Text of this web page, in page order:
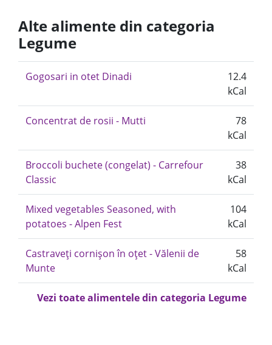
Alte alimente din categoria
Legume
Gogosari in otet Dinadi
12.4
kCal
Concentrat de rosii - Mutti
78
kCal
Broccoli buchete (congelat) - Carrefour
Classic
38
kCal
Mixed vegetables Seasoned, with
potatoes - Alpen Fest
104
kCal
Castraveți cornișon în oțet - Vălenii de
Munte
58
kCal
Vezi toate alimentele din categoria Legume